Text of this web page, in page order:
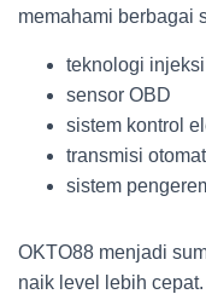
memahami berbagai
teknologi
sensor OBD
sistem kontrol
transmisi
sistem
OKTO88 menjadi
naik level lebih cepat.